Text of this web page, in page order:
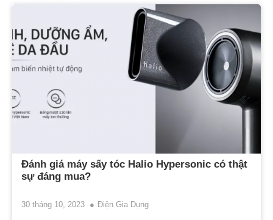
Đánh giá máy sấy tóc Halio Hypersonic có thật
sự đáng mua?
30 tháng 10, 2023 Điện Gia Dụng